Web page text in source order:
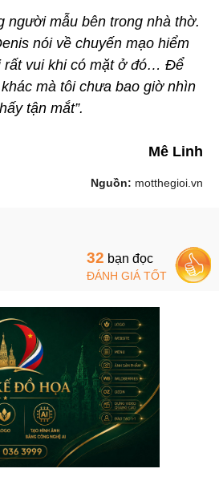
người mẫu bên trong nhà thờ.
nói về chuyến mạo hiểm
rất vui khi có mặt ở đó… Để
mà tôi chưa bao giờ nhìn
tận mắt”.
Mê Linh
Nguồn: motthegioi.vn
32 bạn đọc
ĐÁNH GIÁ TỐT